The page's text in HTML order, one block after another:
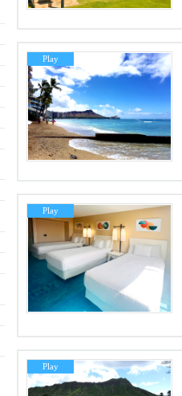
Play
Play
Play